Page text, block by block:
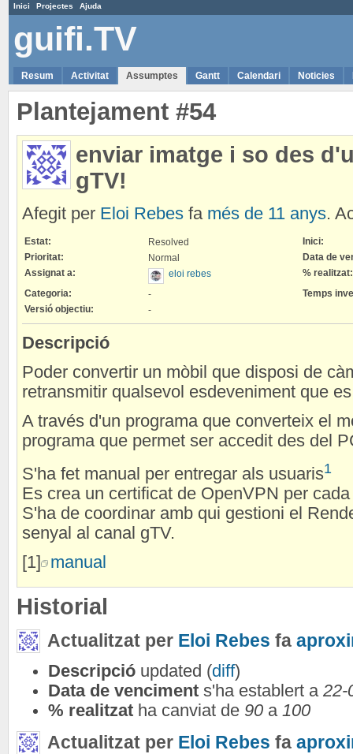
Inici Projectes Ajuda
guifi.TV
Resum Activitat Assumptes Gantt Calendari Noticies
Plantejament #54
enviar imatge i so des
gTV!
Afegit per Eloi Rebes fa més de 11 anys.
Estat: Resolved
Inici:
Prioritat:
Normal
Data de
Assignat a:
eloi rebes
% realitzat:
Categoria:
-
Temps
Versió objectiu:
-
Descripció
Poder convertir un mòbil que disposi de
retransmitir qualsevol esdeveniment que
A través d'un programa que converteix el
programa que permet ser accedit des del
S'ha fet manual per entregar als usuaris1
Es crea un certificat de OpenVPN per
S'ha de coordinar amb qui gestioni el
senyal al canal gTV.
[1]
manual
Historial
Actualitzat per Eloi Rebes fa
Descripció updated (diff)
Data de venciment s'ha establert a 22-
% realitzat ha canviat de 90 a 100
Actualitzat per Eloi Rebes fa